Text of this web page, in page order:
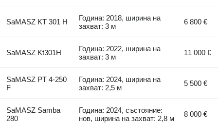
SaMASZ KT 301 H
Година: 2018, ширина на
захват: 3 м
6 800 €
SaMASZ Kt301H
Година: 2022, ширина на
захват: 3 м
11 000 €
SaMASZ PT 4-250
F
Година: 2024, ширина на
захват: 2,5 м
5 500 €
SaMASZ Samba
280
Година: 2024, състояние:
нов, ширина на захват: 2,8 м
8 000 €